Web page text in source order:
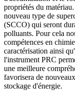
propriétés du
nouveau type de
(SCCO) qui seront
polluants. Pour cela
compétences en
caractérisation ainsi
l'instrument PRC
une meilleure
favorisera de
stockage d'énergie.